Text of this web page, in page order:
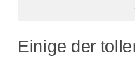
Einige der